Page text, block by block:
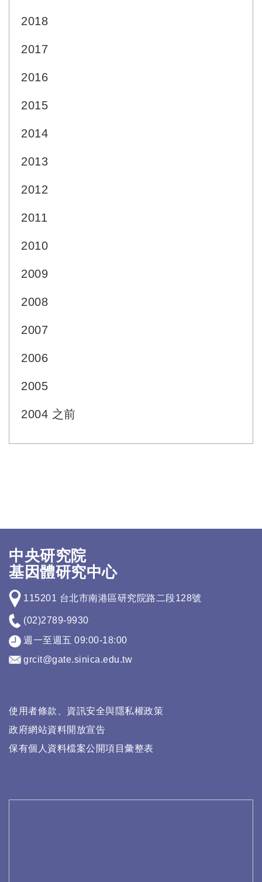
2018
2017
2016
2015
2014
2013
2012
2011
2010
2009
2008
2007
2006
2005
2004 之前
中央研究院
基因體研究中心
115201 台北市南港區研究院路二段128號
(02)2789-9930
週一至週五 09:00-18:00
grcit@gate.sinica.edu.tw
使用者條款、資訊安全與隱私權政策
政府網站資料開放宣告
保有個人資料檔案公開項目彙整表